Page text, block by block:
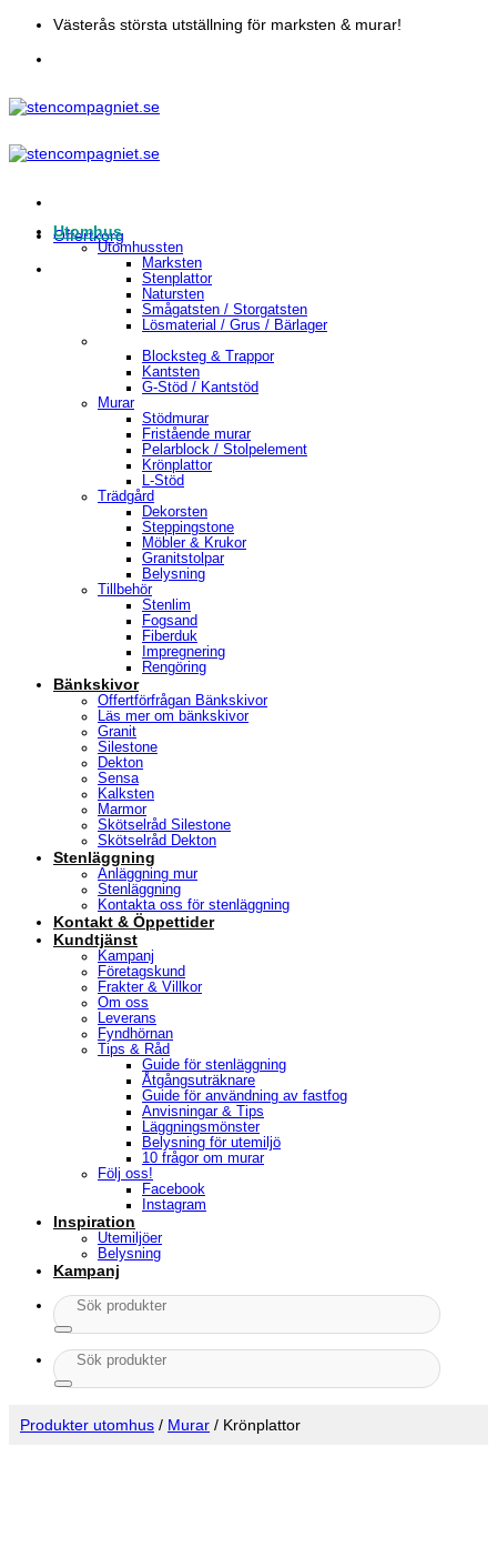
Skip
content
Västerås största utställning för marksten & murar!
Offertkorg
Utomhus
Utomhussten
Marksten
Stenplattor
Natursten
Smågatsten / Storgatsten
Lösmaterial / Grus / Bärlager
Blocksteg & Trappor
Kantsten
G-Stöd / Kantstöd
Murar
Stödmurar
Fristående murar
Pelarblock / Stolpelement
Krönplattor
L-Stöd
Trädgård
Dekorsten
Steppingstone
Möbler & Krukor
Granitstolpar
Belysning
Tillbehör
Stenlim
Fogsand
Fiberduk
Impregnering
Rengöring
Bänkskivor
Offertförfrågan Bänkskivor
Läs mer om bänkskivor
Granit
Silestone
Dekton
Sensa
Kalksten
Marmor
Skötselråd Silestone
Skötselråd Dekton
Stenläggning
Anläggning mur
Stenläggning
Kontakta oss för stenläggning
Kontakt & Öppettider
Kundtjänst
Kampanj
Företagskund
Frakter & Villkor
Om oss
Leverans
Fyndhörnan
Tips & Råd
Guide för stenläggning
Åtgångsuträknare
Guide för användning av fastfog
Anvisningar & Tips
Läggningsmönster
Belysning för utemiljö
10 frågor om murar
Följ oss!
Facebook
Instagram
Inspiration
Utemiljöer
Belysning
Kampanj
Sök
efter:
Sök
efter:
Produkter utomhus / Murar / Krönplattor